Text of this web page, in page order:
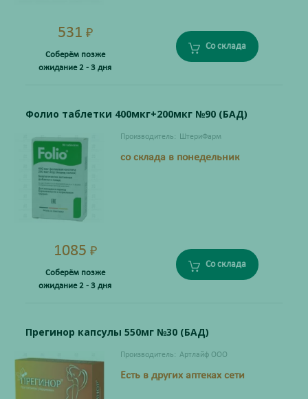
531 ₽
Соберём позже
ожидание 2 - 3 дня
Со склада
Фолио таблетки 400мкг+200мкг №90 (БАД)
Производитель: ШтериФарм
со склада в понедельник
1085 ₽
Соберём позже
ожидание 2 - 3 дня
Со склада
Прегинор капсулы 550мг №30 (БАД)
Производитель: Артлайф ООО
Есть в других аптеках сети